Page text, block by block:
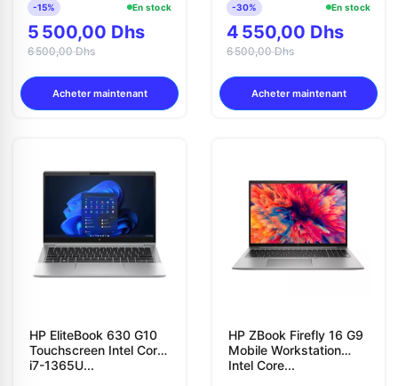
-15% En stock
5 500,00 Dhs
6 500,00 Dhs
Acheter maintenant
-30% En stock
4 550,00 Dhs
6 500,00 Dhs
Acheter maintenant
HP EliteBook 630 G10
Touchscreen Intel Core
i7-1365U...
HP ZBook Firefly 16 G9
Mobile Workstation
Intel Core...